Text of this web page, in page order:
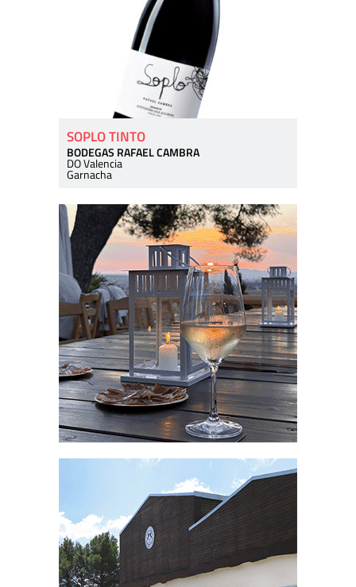
SOPLO TINTO
BODEGAS RAFAEL CAMBRA
DO Valencia
Garnacha